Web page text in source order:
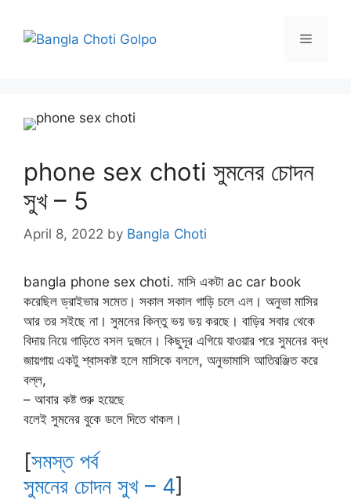
content
Menu
phone sex choti সুমনের চোদন
সুখ – 5
April 8, 2022 by Bangla Choti
bangla phone sex choti. মাসি একটা ac car book
করেছিল ড্রাইভার সমেত। সকাল সকাল গাড়ি চলে এল। অনুভা মাসির
আর তর সইছে না। সুমনের কিন্তু ভয় ভয় করছে। বাড়ির সবার থেকে
বিদায় নিয়ে গাড়িতে বসল দুজনে। কিছুদূর এগিয়ে যাওয়ার পরে সুমনের বদ্ধ
জায়গায় একটু শ্বাসকষ্ট হলে মাসিকে বললে, অনুভামাসি আতিরঞ্জিত করে
বল্ল,
– আবার কষ্ট শুরু হয়েছে
বলেই সুমনের বুকে ডলে দিতে থাকল।
[সমস্ত পর্ব
সুমনের চোদন সুখ – 4]